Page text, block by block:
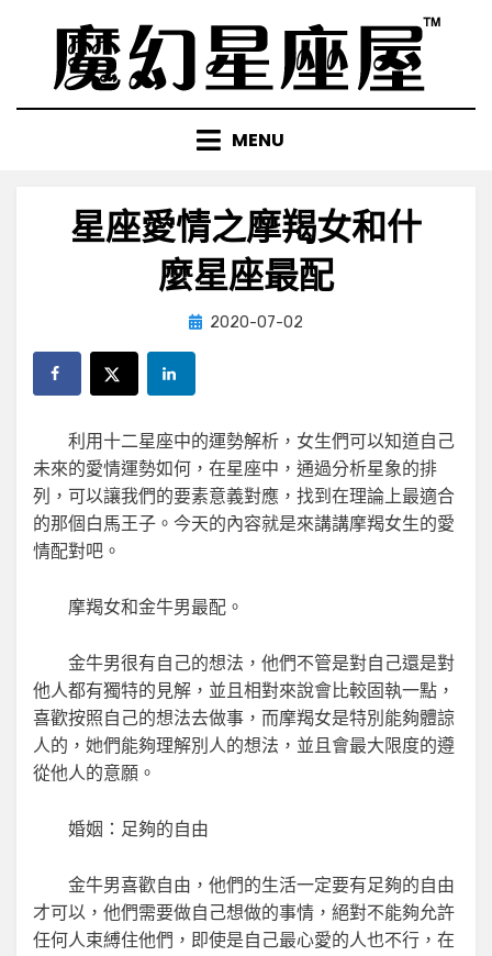
content
MENU
星座愛情之摩羯女和什
麼星座最配
by小編
Posted
2020-07-02
利用十二星座中的運勢解析，女生們可以知道自己
未來的愛情運勢如何，在星座中，通過分析星象的排
列，可以讓我們的要素意義對應，找到在理論上最適合
的那個白馬王子。今天的內容就是來講講摩羯女生的愛
情配對吧。
摩羯女和金牛男最配。
金牛男很有自己的想法，他們不管是對自己還是對
他人都有獨特的見解，並且相對來說會比較固執一點，
喜歡按照自己的想法去做事，而摩羯女是特別能夠體諒
人的，她們能夠理解別人的想法，並且會最大限度的遵
從他人的意願。
婚姻：足夠的自由
金牛男喜歡自由，他們的生活一定要有足夠的自由
才可以，他們需要做自己想做的事情，絕對不能夠允許
任何人束縛住他們，即使是自己最心愛的人也不行，在